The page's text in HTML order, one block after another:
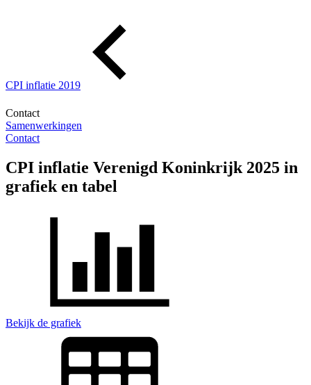
CPI inflatie 2019
Contact
Samenwerkingen
Contact
CPI inflatie Verenigd Koninkrijk 2025 in
grafiek en tabel
Bekijk de grafiek